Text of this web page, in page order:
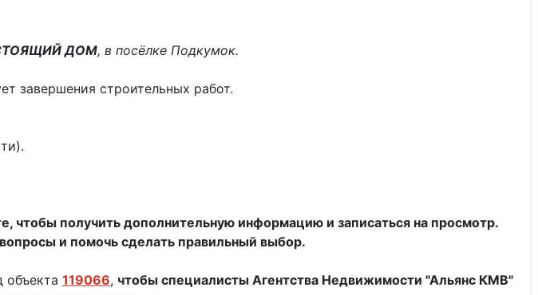
ДОМ, в посёлке Подкумок.
завершения строительных работ.
чтобы получить дополнительную информацию и записаться на просмотр.
и помочь сделать правильный выбор.
объекта 119066, чтобы специалисты Агентства Недвижимости "Альянс КМВ"